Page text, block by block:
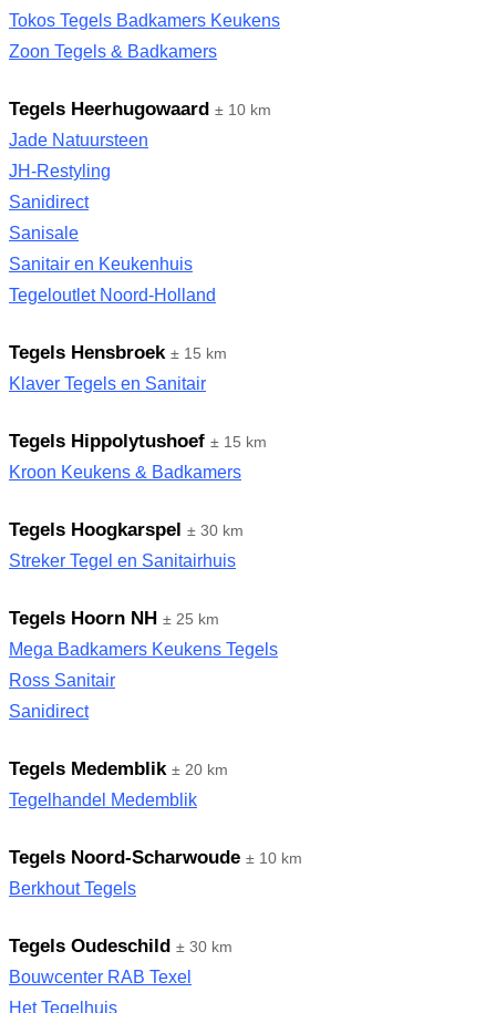
Tokos Tegels Badkamers Keukens
Zoon Tegels & Badkamers
Tegels Heerhugowaard ± 10 km
Jade Natuursteen
JH-Restyling
Sanidirect
Sanisale
Sanitair en Keukenhuis
Tegeloutlet Noord-Holland
Tegels Hensbroek ± 15 km
Klaver Tegels en Sanitair
Tegels Hippolytushoef ± 15 km
Kroon Keukens & Badkamers
Tegels Hoogkarspel ± 30 km
Streker Tegel en Sanitairhuis
Tegels Hoorn NH ± 25 km
Mega Badkamers Keukens Tegels
Ross Sanitair
Sanidirect
Tegels Medemblik ± 20 km
Tegelhandel Medemblik
Tegels Noord-Scharwoude ± 10 km
Berkhout Tegels
Tegels Oudeschild ± 30 km
Bouwcenter RAB Texel
Het Tegelhuis